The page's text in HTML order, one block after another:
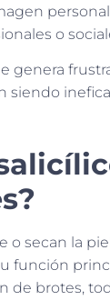
o
genera
siendo
secan la
función
de brotes,